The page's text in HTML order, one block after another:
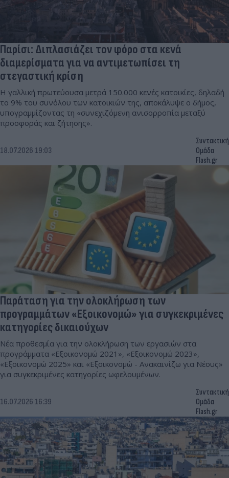
Παρίσι: Διπλασιάζει τον φόρο στα κενά
διαμερίσματα για να αντιμετωπίσει τη
στεγαστική κρίση
Η γαλλική πρωτεύουσα μετρά 150.000 κενές κατοικίες, δηλαδή
το 9% του συνόλου των κατοικιών της, αποκάλυψε ο δήμος,
υπογραμμίζοντας τη «συνεχιζόμενη ανισορροπία μεταξύ
προσφοράς και ζήτησης».
18.07.2026 19:03
Συντακτική
Ομάδα
Flash.gr
Παράταση για την ολοκλήρωση των
προγραμμάτων «Εξοικονομώ» για συγκεκριμένες
κατηγορίες δικαιούχων
Νέα προθεσμία για την ολοκλήρωση των εργασιών στα
προγράμματα «Εξοικονομώ 2021», «Εξοικονομώ 2023»,
«Εξοικονομώ 2025» και «Εξοικονομώ - Ανακαινίζω για Νέους»
για συγκεκριμένες κατηγορίες ωφελουμένων.
16.07.2026 16:39
Συντακτική
Ομάδα
Flash.gr